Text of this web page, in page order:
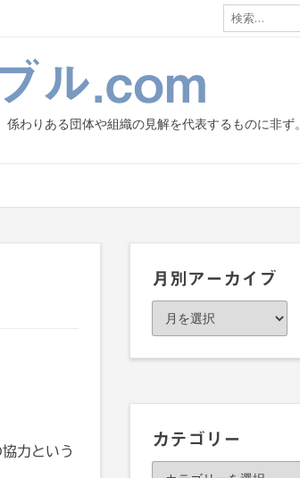
検
索:
ル.com
わりある団体や組織の見解を代表するものに非ず。
力という
月別アーカイブ
別
ア
ブ
カテゴリー